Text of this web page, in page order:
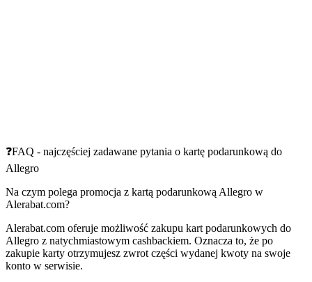
❓FAQ - najczęściej zadawane pytania o kartę podarunkową do
Allegro
Na czym polega promocja z kartą podarunkową Allegro w
Alerabat.com?
Alerabat.com oferuje możliwość zakupu kart podarunkowych do
Allegro z natychmiastowym cashbackiem. Oznacza to, że po
zakupie karty otrzymujesz zwrot części wydanej kwoty na swoje
konto w serwisie.